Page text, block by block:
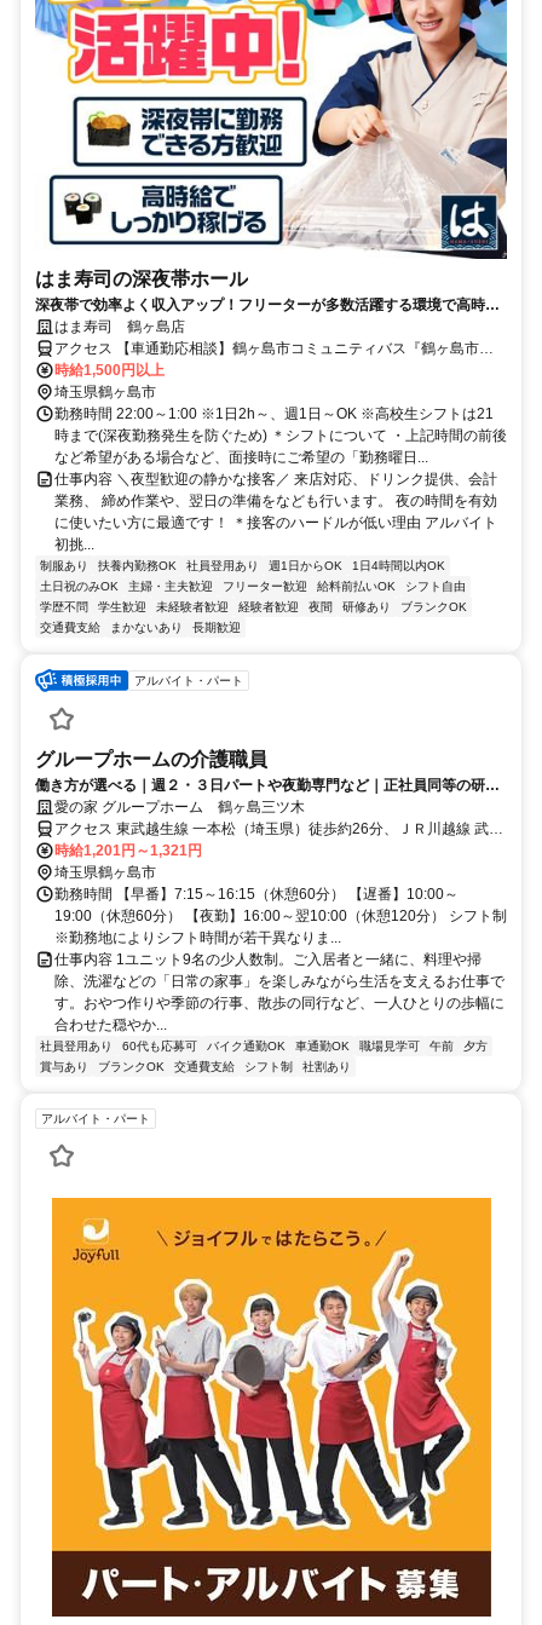
はま寿司の深夜帯ホール
深夜帯で効率よく収入アップ！フリーターが多数活躍する環境で高時給
で働きませんか？
はま寿司 鶴ヶ島店
アクセス 【車通勤応相談】鶴ヶ島市コミュニティバス『鶴ヶ島市役
所』バス停下車 徒歩6分
時給1,500円以上
埼玉県鶴ヶ島市
勤務時間 22:00～1:00 ※1日2h～、週1日～OK ※高校生シフトは21
時まで(深夜勤務発生を防ぐため) ＊シフトについて ・上記時間の前後
など希望がある場合など、面接時にご希望の「勤務曜日...
仕事内容 ＼夜型歓迎の静かな接客／ 来店対応、ドリンク提供、会計
業務、 締め作業や、翌日の準備をなども行います。 夜の時間を有効
に使いたい方に最適です！ ＊接客のハードルが低い理由 アルバイト
初挑...
制服あり 扶養内勤務OK 社員登用あり 週1日からOK
1日4時間以内OK
土日祝のみOK
主婦・主夫歓迎 フリーター歓迎 給料前払いOK
シフト自由
学歴不問
学生歓迎 未経験者歓迎 経験者歓迎 夜間 研修あり
ブランクOK
交通費支給
まかないあり 長期歓迎
アルバイト・パート
グループホームの介護職員
働き方が選べる｜週２・３日パートや夜勤専門など｜正社員同等の研修
や福利厚生あり♪
愛の家 グループホーム 鶴ヶ島三ツ木
アクセス 東武越生線 一本松（埼玉県）徒歩約26分、ＪＲ川越線 武蔵
高萩北口徒歩約37分、東武越生線 西大家徒歩約37分 国道407号線、
圏央鶴ヶ島入口すぐそば
時給1,201円～1,321円
埼玉県鶴ヶ島市
勤務時間 【早番】7:15～16:15（休憩60分） 【遅番】10:00～
19:00（休憩60分） 【夜勤】16:00～翌10:00（休憩120分） シフト制
※勤務地によりシフト時間が若干異なりま...
仕事内容 1ユニット9名の少人数制。ご入居者と一緒に、料理や掃
除、洗濯などの「日常の家事」を楽しみながら生活を支えるお仕事で
す。おやつ作りや季節の行事、散歩の同行など、一人ひとりの歩幅に
合わせた穏やか...
社員登用あり 60代も応募可 バイク通勤OK 車通勤OK 職場見学可 午前
夕方
賞与あり
ブランクOK 交通費支給 シフト制 社割あり
アルバイト・パート